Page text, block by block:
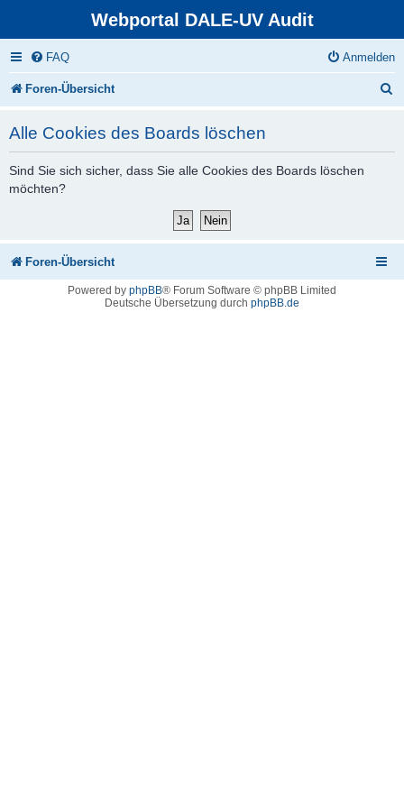
Webportal DALE-UV Audit
FAQ Anmelden
Foren-Übersicht
Alle Cookies des Boards löschen
Sind Sie sich sicher, dass Sie alle Cookies des Boards löschen
möchten?
Foren-Übersicht
Powered by phpBB® Forum Software © phpBB Limited
Deutsche Übersetzung durch phpBB.de